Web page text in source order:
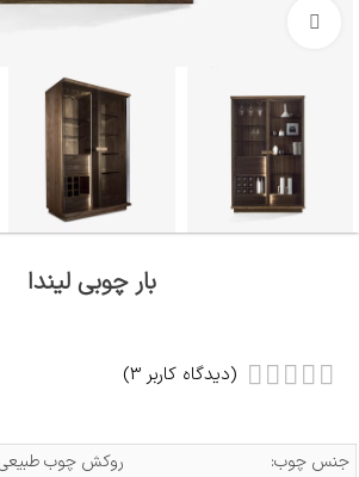
بار چوبی لیندا
(دیدگاه کاربر 3
)
جنس چوب:
روکش چوب طبیعی